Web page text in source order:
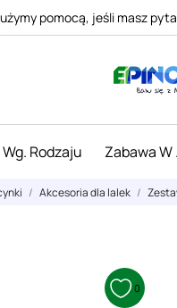
pomocą, jeśli masz
Rodzaju Zabawa W
Akcesoria dla lalek
0